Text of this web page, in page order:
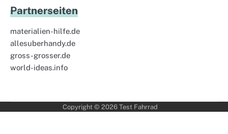
Partnerseiten
materialien-hilfe.de
allesuberhandy.de
gross-grosser.de
world-ideas.info
Copyright © 2026 Test Fahrrad